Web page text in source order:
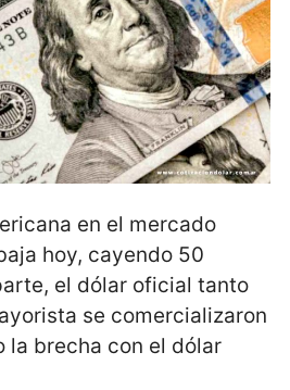
en el mercado
hoy, cayendo 50
el dólar oficial tanto
se comercializaron
la brecha con el dólar